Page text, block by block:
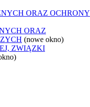
ORAZ OCHRONY
ORAZ
(nowe okno)
ZWIĄZKI